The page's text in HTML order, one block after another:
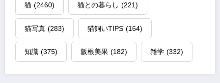
猫 (2460) 猫との暮らし (221)
猫写真 (283) 猫飼いTIPS (164)
知識 (375) 阪根美果 (182) 雑学 (332)